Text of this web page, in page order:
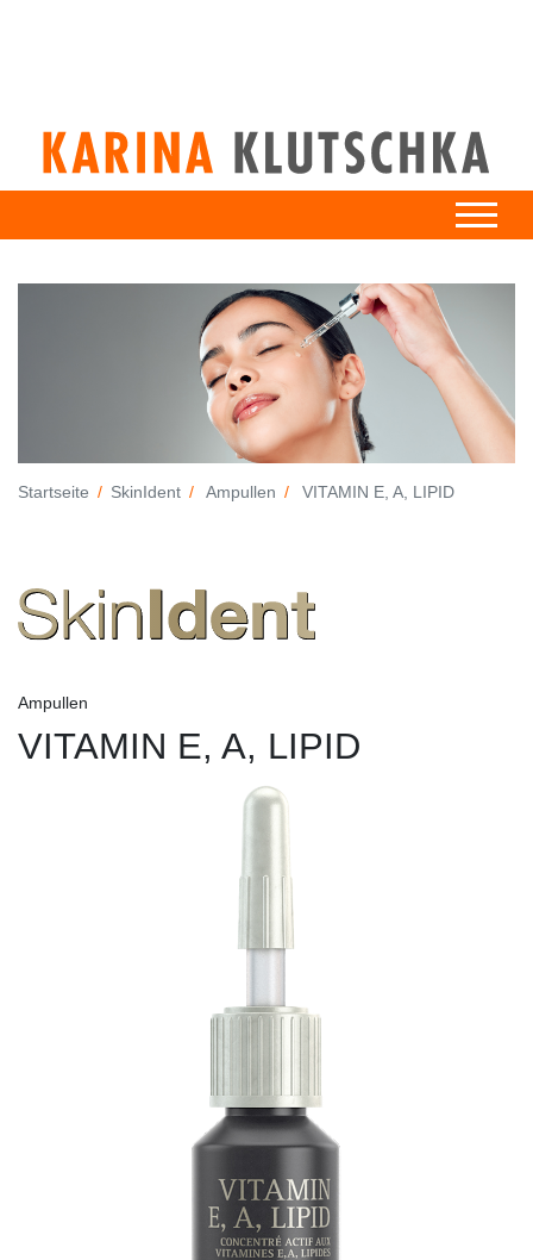
Startseite SkinIdent Ampullen VITAMIN E, A, LIPID
Ampullen
VITAMIN E, A, LIPID